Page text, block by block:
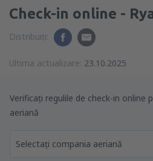
Check-in online -
Distribuiți:
Ultima actualizare: 23.10.2025
Verificați regulile de check-in online
aeriană
Selectați compania aeriană